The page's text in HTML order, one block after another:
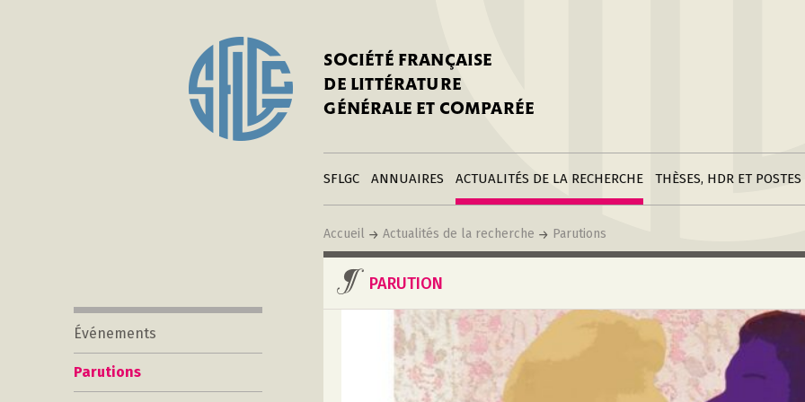
SOCIÉTÉ FRANÇAISE
DE LITTÉRATURE
GÉNÉRALE ET COMPARÉE
SFLGC
Adhérer à la SFLGC
Publier sur ce site
LiensANNUAIRES
Créer une fiche
annuaire
Modifier sa fiche
annuaire
Créer une fiche
institutionACTUALITÉS DE LA RECHERCHE
Divers
Soumettre une
annonce
THÈSES, HDR ET POSTES
Postes
Accueil Actualités de la recherche Parutions
Événements
Parutions
PARUTION